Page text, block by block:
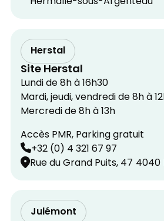
Herstal
Site Herstal
Lundi de 8h à 16h30
Mardi, jeudi, vendredi de 8h à
Mercredi de 8h à 13h
Accès PMR, Parking gratuit
+32 (0) 4 321 67 97
Rue du Grand Puits, 47 4040
Julémont